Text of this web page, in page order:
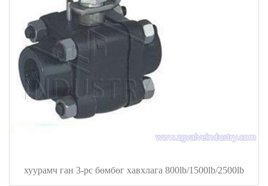
хуурамч ган 3-pc бөмбөг хавхлага 800lb/1500lb/2500lb